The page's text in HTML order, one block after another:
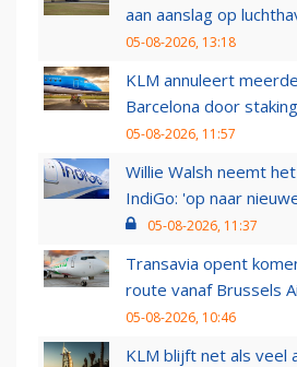
aan aanslag op
05-08-2026, 13:18
KLM annuleert
Barcelona door staking
05-08-2026, 11:57
Willie Walsh neemt
IndiGo: 'op naar
05-08-2026, 11:37
Transavia opent
route vanaf Brussels
05-08-2026, 10:46
KLM blijft net als veel